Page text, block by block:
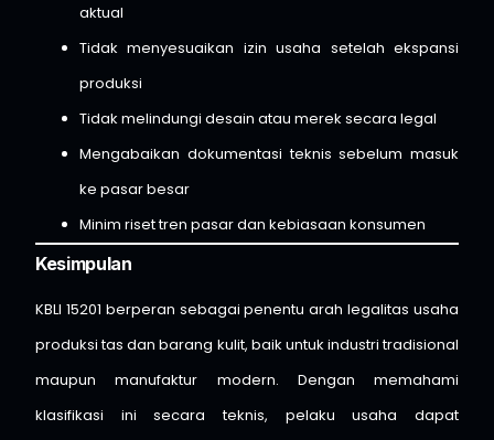
aktual
Tidak menyesuaikan izin usaha setelah ekspansi
produksi
Tidak melindungi desain atau merek secara legal
Mengabaikan dokumentasi teknis sebelum masuk
ke pasar besar
Minim riset tren pasar dan kebiasaan konsumen
Kesimpulan
KBLI 15201 berperan sebagai penentu arah legalitas usaha
produksi tas dan barang kulit, baik untuk industri tradisional
maupun manufaktur modern. Dengan memahami
klasifikasi ini secara teknis, pelaku usaha dapat